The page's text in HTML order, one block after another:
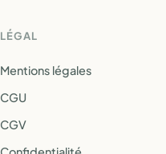
LÉGAL
Mentions légales
CGU
CGV